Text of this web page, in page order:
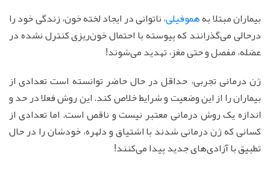
بیماران مبتلا بههموفیلی، ناتوانی در ایجاد لخته خون، زندگی خود را
درحالی می‌گذرانند که پیوسته با احتمال خون‌ریزی کنترل نشده در
عضله، مفصل و حتی مغز، تهدید می‌شوند!
ژن درمانی تجربی، حداقل در حال حاضر توانسته است تعدادی از
بیماران را از این وضعیت و شرایط خلاص کند. این روش فعلا در حد و
اندازه یک روش درمانی معتبر نیست و ناقص است. اما تعدادی از
کسانی که ژن درمانی شدند با اشتیاق و دلهره، خودشان را در حال
تطبیق با آزادی‌های جدید پیدا می‌کنند!